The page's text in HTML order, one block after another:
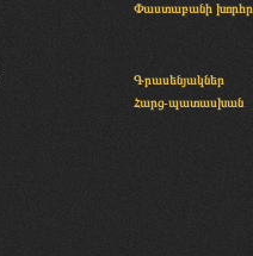
Փաստաբանի
Գրասենյակներ
Հարց-պատասխան